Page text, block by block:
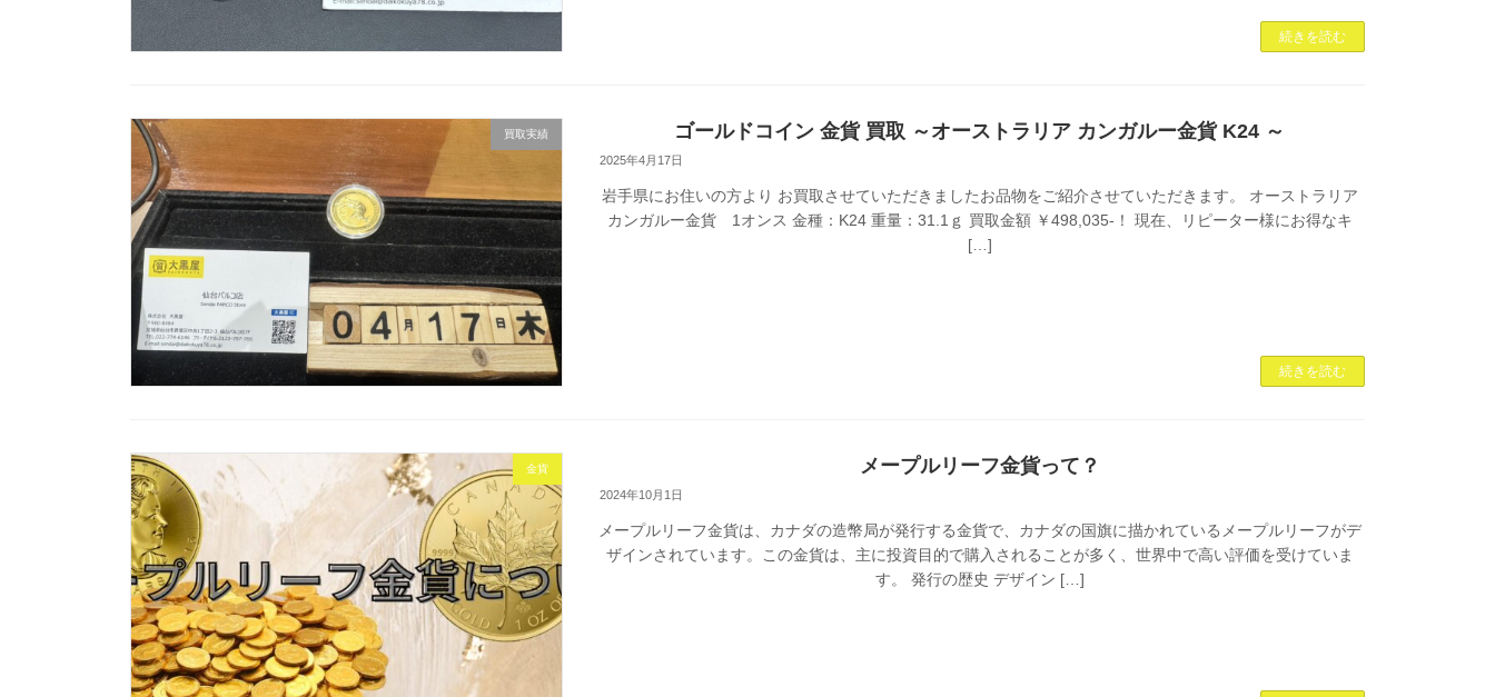
続きを読む
買取実績 ゴールドコイン 金貨 買取 ～オーストラリア カンガルー金貨 K24 ～
2025年4月17日
岩手県にお住いの方より お買取させていただきましたお品物をご紹介させていただきます。 オーストラリア
カンガルー金貨 1オンス 金種：K24 重量：31.1ｇ 買取金額 ￥498,035-！ 現在、リピーター様にお得なキ
[…]
続きを読む
金貨 メープルリーフ金貨って？
2024年10月1日
メープルリーフ金貨は、カナダの造幣局が発行する金貨で、カナダの国旗に描かれているメープルリーフがデ
ザインされています。この金貨は、主に投資目的で購入されることが多く、世界中で高い評価を受けていま
す。 発行の歴史 デザイン […]